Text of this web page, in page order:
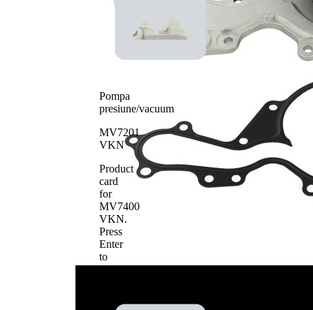
Tip constructiv
dintata
pale - pompa
metal
Pompa
presiune/vacuum
MV7201
VKN
Product
card
for
MV7400
VKN.
Press
Enter
to
view